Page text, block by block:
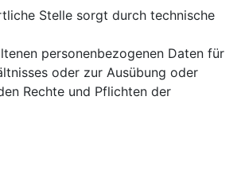
Stelle sorgt durch technische
personenbezogenen Daten für
oder zur Ausübung oder
Rechte und Pflichten der